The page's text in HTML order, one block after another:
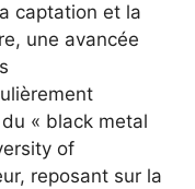
captation et la
une avancée
« black metal
of
reposant sur la